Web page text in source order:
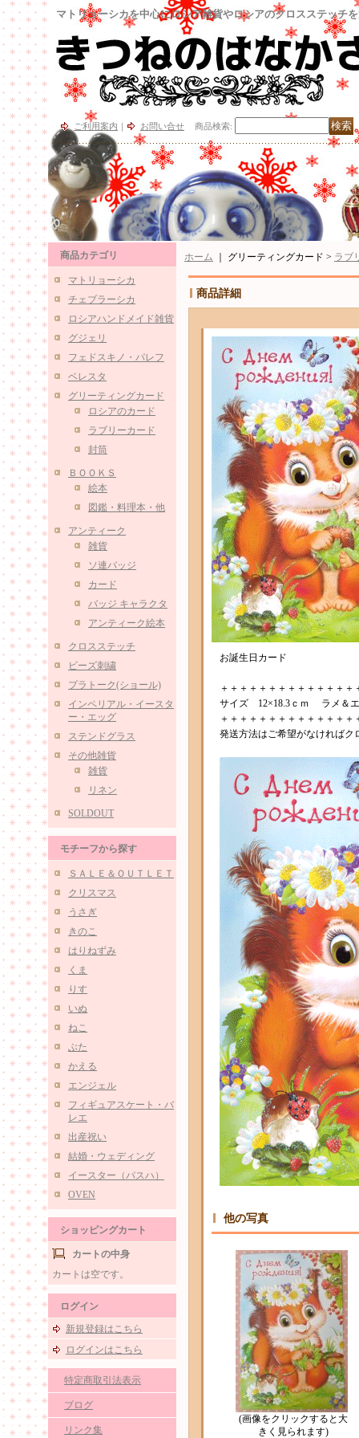
マトリョーシカを中心にロシア雑貨やロシアのクロスステッチ
ご利用案内 ｜ お問い合せ 商品検索:
商品カテゴリ
マトリョーシカ
チェブラーシカ
ロシアハンドメイド雑貨
グジェリ
フェドスキノ・パレフ
ベレスタ
グリーティングカード
ロシアのカード
ラブリーカード
封筒
ＢＯＯＫＳ
絵本
図鑑・料理本・他
アンティーク
雑貨
ソ連バッジ
カード
バッジ キャラクタ
アンティーク絵本
クロスステッチ
ビーズ刺繍
プラトーク(ショール)
インペリアル・イースタ
ー・エッグ
ステンドグラス
その他雑貨
雑貨
リネン
SOLDOUT
モチーフから探す
ＳＡＬＥ＆ＯＵＴＬＥＴ
クリスマス
うさぎ
きのこ
はりねずみ
くま
りす
いぬ
ねこ
ぶた
かえる
エンジェル
フィギュアスケート・バ
レエ
出産祝い
結婚・ウェディング
イースター（パスハ）
OVEN
ショッピングカート
カートの中身
カートは空です。
ログイン
新規登録はこちら
ログインはこちら
特定商取引法表示
ブログ
リンク集
ホーム ｜ グリーティングカード > ラブ
商品詳細
お誕生日カード
＋＋＋＋＋＋＋＋＋＋＋＋＋
サイズ 12×18.3ｃｍ ラメ＆エ
＋＋＋＋＋＋＋＋＋＋＋＋＋
発送方法はご希望がなければク
他の写真
(画像をクリックすると大
きく見られます)